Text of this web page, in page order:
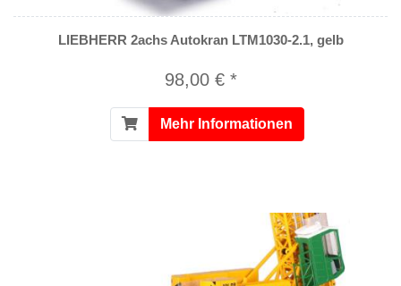
LIEBHERR 2achs Autokran LTM1030-2.1, gelb
98,00 € *
Mehr Informationen